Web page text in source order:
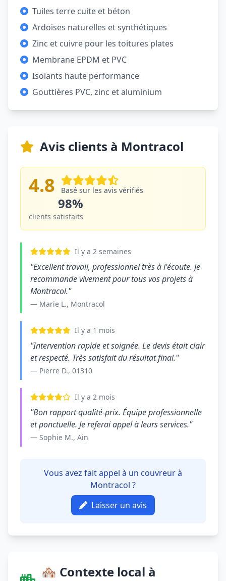
Tuiles terre cuite et béton
Ardoises naturelles et synthétiques
Zinc et cuivre pour les toitures plates
Membrane EPDM et PVC
Isolants haute performance
Gouttières PVC, zinc et aluminium
Avis clients à Montracol
4.8 Basé sur les avis vérifiés
98%
clients satisfaits
Il y a 2 semaines
"Excellent travail, professionnel très à l'écoute. Je
recommande vivement pour tous vos projets à
Montracol."
— Marie L., Montracol
Il y a 1 mois
"Intervention rapide et soignée. Le devis était clair
et respecté. Très satisfait du résultat final."
— Pierre D., 01310
Il y a 2 mois
"Bon rapport qualité-prix. Équipe professionnelle
et ponctuelle. Je referai appel à leurs services."
— Sophie M., Ain
Vous avez fait appel à un couvreur à
Montracol ?
Laisser un avis
🏘️ Contexte local à